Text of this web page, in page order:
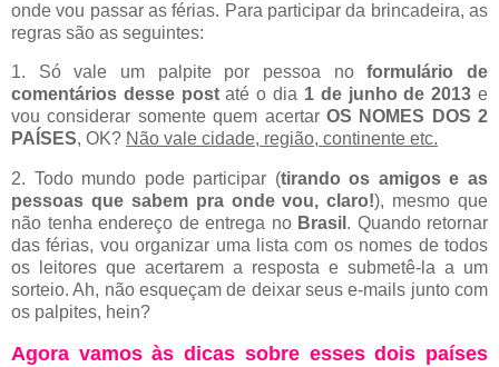
onde vou passar as férias. Para participar da brincadeira, as
regras são as seguintes:
1. Só vale um palpite por pessoa noformulário de
comentários desse postaté o dia 1 de junho de 2013 e
vou considerar somente quem acertar OS NOMES DOS 2
PAÍSES, OK? Não vale cidade, região, continente etc.
2. Todo mundo pode participar (tirando os amigos e as
pessoas que sabem pra onde vou, claro!), mesmo que
não tenha endereço de entrega no Brasil . Quando retornar
das férias, vou organizar uma lista com os nomes de todos
os leitores que acertarem a resposta e submetê-la a um
sorteio. Ah, não esqueçam de deixar seus e-mails junto com
os palpites, hein?
Agora vamos às dicas sobre esses dois países